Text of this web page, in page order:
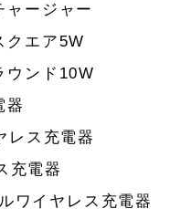
ャージャー
クエア5W
ウンド10W
器
レス充電器
充電器
ワイヤレス充電器